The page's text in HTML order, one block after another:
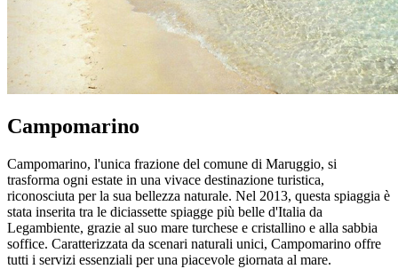
Campomarino
Campomarino, l'unica frazione del comune di Maruggio, si
trasforma ogni estate in una vivace destinazione turistica,
riconosciuta per la sua bellezza naturale. Nel 2013, questa spiaggia è
stata inserita tra le diciassette spiagge più belle d'Italia da
Legambiente, grazie al suo mare turchese e cristallino e alla sabbia
soffice. Caratterizzata da scenari naturali unici, Campomarino offre
tutti i servizi essenziali per una piacevole giornata al mare.